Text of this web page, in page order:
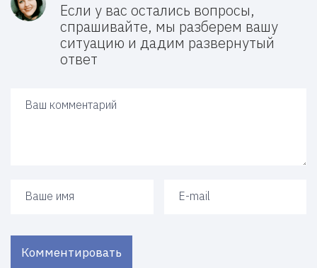
Если у вас остались вопросы,
спрашивайте, мы разберем вашу
ситуацию и дадим развернутый
ответ
Комментировать